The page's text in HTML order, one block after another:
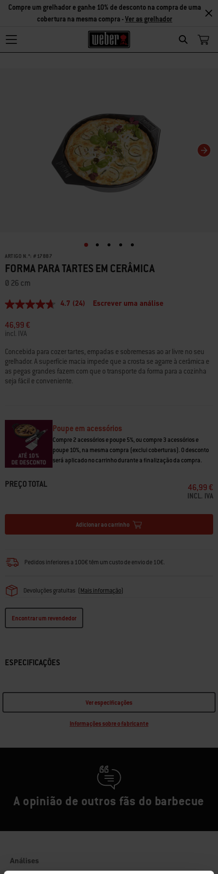
Search
Compre um grelhador e ganhe 10% de desconto na compra de uma
cobertura na mesma compra -Ver as grelhador
ARTIGO N.º: # 17887
FORMA PARA TARTES EM CERÂMICA
Ø 26 cm
4.7
5
estrelas,
valor
médio
de
classificação.
Read
24
Reviews.
página.
4.7 (24) Escrever uma análise
46,99 €
incl. IVA
Concebida para cozer tartes, empadas e sobremesas ao ar livre no seu
grelhador. A superfície macia impede que a crosta se agarre à cerâmica e
as pegas grandes fazem com que o transporte da forma para a cozinha
seja fácil e conveniente.
Poupe em acessórios
Compre 2 acessórios e poupe 5%, ou compre 3 acessórios e
poupe 10%, na mesma compra (exclui coberturas). O desconto
será aplicado no carrinho durante a finalização da compra.
PREÇO TOTAL 46,99 €
INCL. IVA
Adicionar ao carrinho
Pedidos inferiores a 100€ têm um custo de envio de 10€.
Devoluções gratuitas (Mais informação)
Encontrar um revendedor
ESPECIFICAÇÕES
Ver especificações
Informações sobre o fabricante
A opinião de outros fãs do barbecue